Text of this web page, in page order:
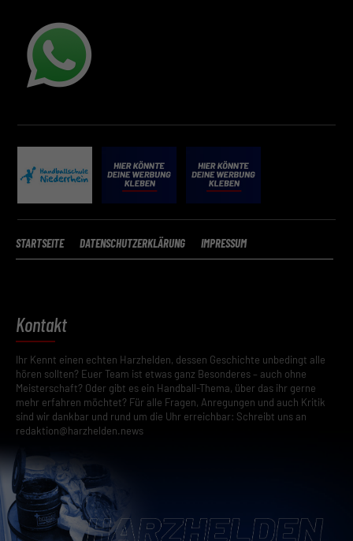
STARTSEITE DATENSCHUTZERKLÄRUNG IMPRESSUM
Kontakt
Ihr Kennt einen echten Harzhelden, dessen Geschichte unbedingt alle
hören sollten? Euer Team ist etwas ganz Besonderes – auch ohne
Meisterschaft? Oder gibt es ein Handball-Thema, über das ihr gerne
mehr erfahren möchtet? Für alle Fragen, Anregungen und auch Kritik
sind wir dankbar und rund um die Uhr erreichbar: Schreibt uns an
redaktion@harzhelden.news